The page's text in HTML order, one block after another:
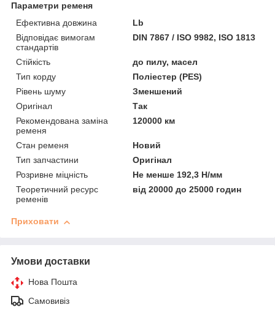
Параметри ременя
Ефективна довжина
Lb
Відповідає вимогам
стандартів
DIN 7867 / ISO 9982, ISO 1813
Стійкість
до пилу, масел
Тип корду
Поліестер (PES)
Рівень шуму
Зменшений
Оригінал
Так
Рекомендована заміна
ременя
120000 км
Стан ременя
Новий
Тип запчастини
Оригінал
Розривне міцність
Не менше 192,3 Н/мм
Теоретичний ресурс
ременів
від 20000 до 25000 годин
Приховати
Умови доставки
Нова Пошта
Самовивіз